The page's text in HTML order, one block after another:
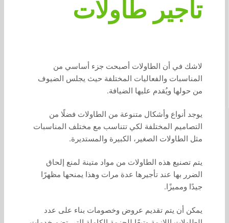
تاجير طاولات
لاشك في أن الطاولات أصبحت جزء أساسي من
المناسبات والفعاليات المختلفة حيث يجلس الضيوف
من حولها ويُقدم عليها الضيافة.
يوجد أنواع وأشكال متنوعة من الطاولات فضلًا من
التصاميم المختلفة لكي تتناسب مع مختلف المناسبات
مثل الطاولات الصغير، الكبيرة والمستديرة.
يتم تصنيع هذه الطاولات من مواد متينة لمنع إلحاق
الضرر بها عند تأجيرها عدة مرات وهذا يمنحها مظهرًا
جيدًا ومميزًا.
يمكن أن يتم تقديم عروض وخصومات بناء على عدد